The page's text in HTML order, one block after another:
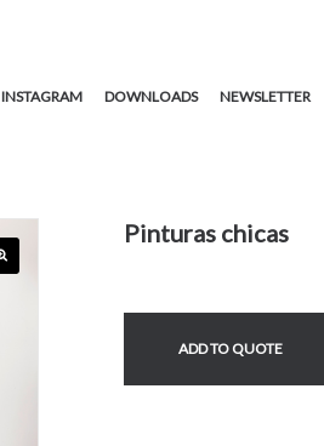
INSTAGRAM DOWNLOADS NEWSLETTER
Pinturas chicas
ADD TO QUOTE